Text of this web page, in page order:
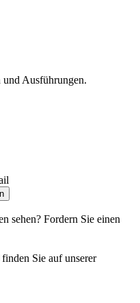
und Ausführungen.
sehen? Fordern Sie einen
Sie auf unserer